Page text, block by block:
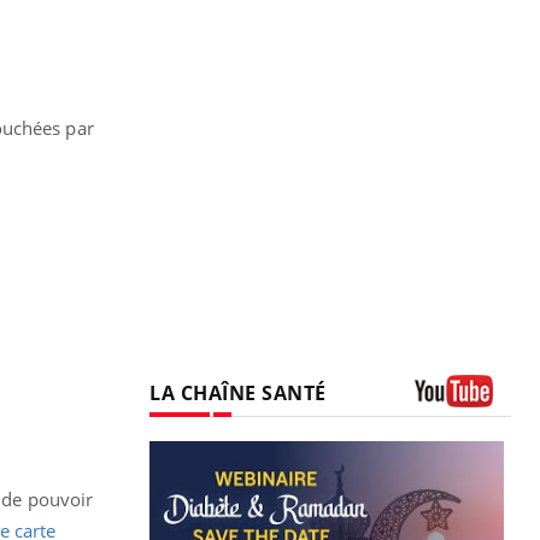
par
pouvoir
carte
LA CHAÎNE SANTÉ